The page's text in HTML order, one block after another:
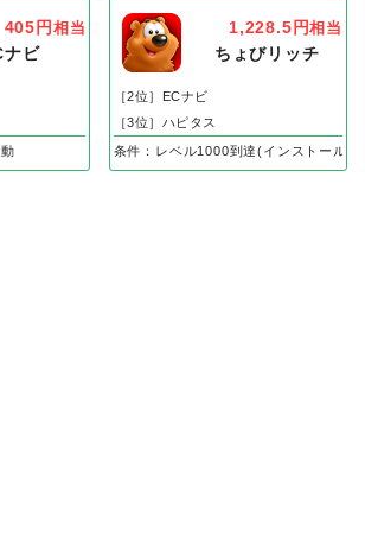
405円 相当
ナビ
1,228.5円相当
ちょびリッチ
［2位］ECナビ
［3位］ハピタス
条件：レベル1000到達(インストール後